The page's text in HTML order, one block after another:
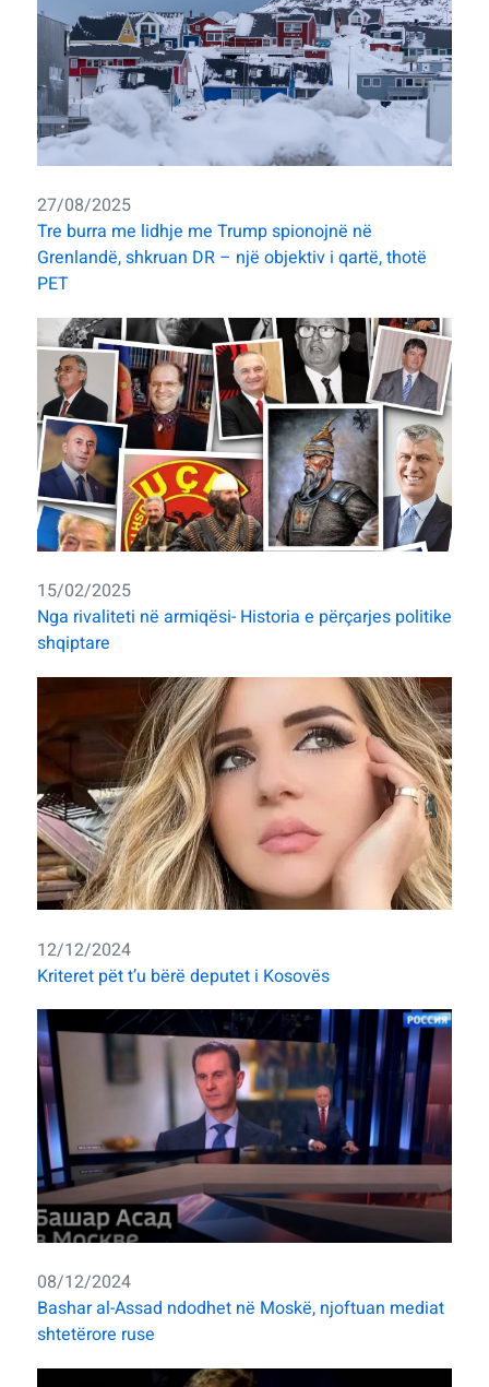
27/08/2025
Tre burra me lidhje me Trump spionojnë në
Grenlandë, shkruan DR – një objektiv i qartë, thotë
PET
15/02/2025
Nga rivaliteti në armiqësi- Historia e përçarjes politike
shqiptare
12/12/2024
Kriteret pët t’u bërë deputet i Kosovës
08/12/2024
Bashar al-Assad ndodhet në Moskë, njoftuan mediat
shtetërore ruse